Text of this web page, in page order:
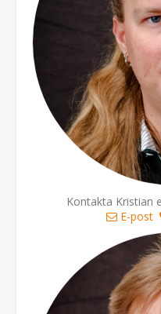
Kontakta Kristian
E-post